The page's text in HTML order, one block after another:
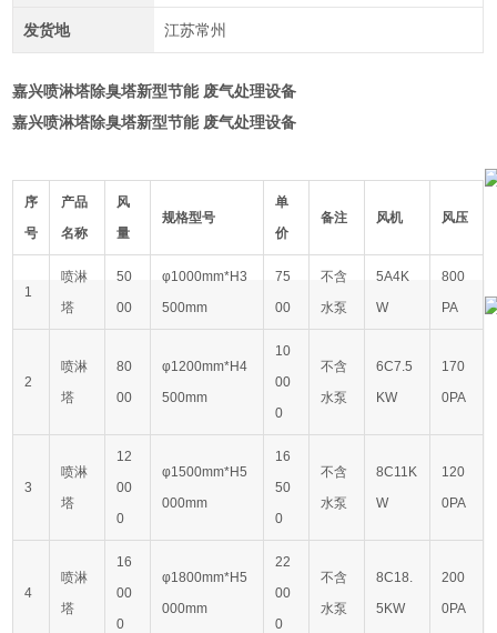
发货地 江苏常州
嘉兴喷淋塔除臭塔新型节能 废气处理设备
嘉兴喷淋塔除臭塔新型节能 废气处理设备
序
号
产品
名称
风
量
规格型号
单
价
备注 风机 风压
1
喷淋
塔
50
00
φ1000mm*H3
500mm
75
00
不含
水泵
5A4K
W
800
PA
2
喷淋
塔
80
00
φ1200mm*H4
500mm
10
00
0
不含
水泵
6C7.5
KW
170
0PA
3
喷淋
塔
12
00
0
φ1500mm*H5
000mm
16
50
0
不含
水泵
8C11K
W
120
0PA
4
喷淋
塔
16
00
0
φ1800mm*H5
000mm
22
00
0
不含
水泵
8C18.
5KW
200
0PA